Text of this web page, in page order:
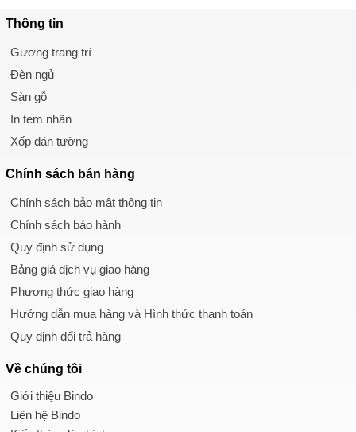
Thông tin
Gương trang trí
Đèn ngủ
Sàn gỗ
In tem nhãn
Xốp dán tường
Chính sách bán hàng
Chính sách bảo mật thông tin
Chính sách bảo hành
Quy định sử dụng
Bảng giá dịch vụ giao hàng
Phương thức giao hàng
Hướng dẫn mua hàng và Hình thức thanh toán
Quy định đổi trả hàng
Về chúng tôi
Giới thiệu Bindo
Liên hệ Bindo